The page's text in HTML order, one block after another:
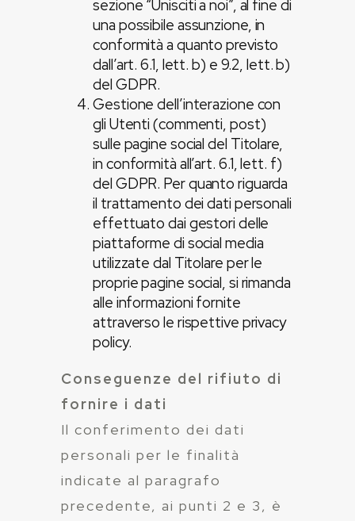
sezione “Unisciti a noi”, al fine di
una possibile assunzione, in
conformità a quanto previsto
dall’art. 6.1, lett. b) e 9.2, lett. b)
del GDPR.
Gestione dell’interazione con
gli Utenti (commenti, post)
sulle pagine social del Titolare,
in conformità all’art. 6.1, lett. f)
del GDPR. Per quanto riguarda
il trattamento dei dati personali
effettuato dai gestori delle
piattaforme di social media
utilizzate dal Titolare per le
proprie pagine social, si rimanda
alle informazioni fornite
attraverso le rispettive privacy
policy.
Conseguenze del rifiuto di
fornire i dati
Il conferimento dei dati
personali per le finalità
indicate al paragrafo
precedente, ai punti 2 e 3, è